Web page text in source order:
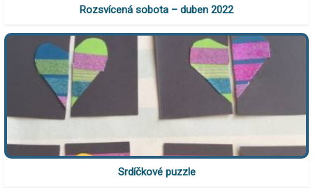
Rozsvícená sobota – duben 2022
Srdíčkové puzzle